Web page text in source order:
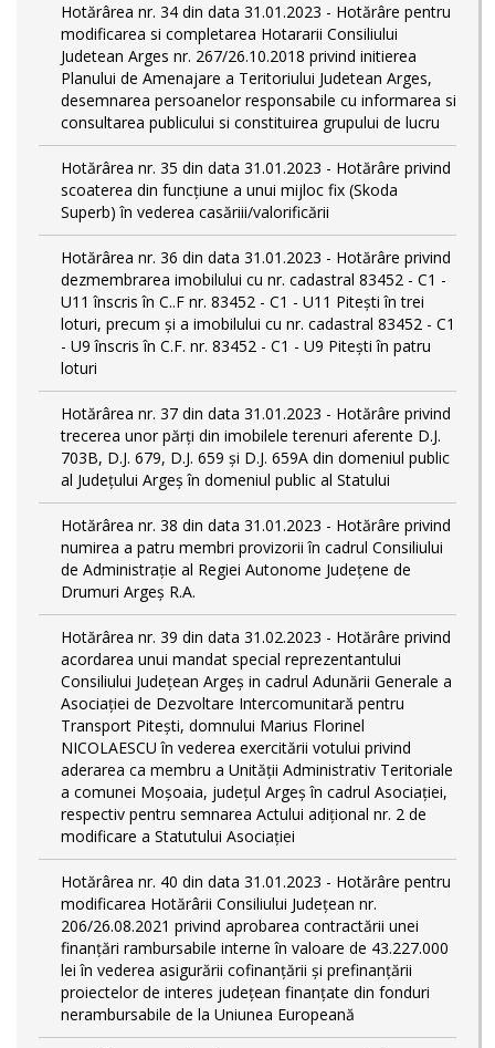
Hotărârea nr. 34 din data 31.01.2023 - Hotărâre pentru
modificarea si completarea Hotararii Consiliului
Judetean Arges nr. 267/26.10.2018 privind initierea
Planului de Amenajare a Teritoriului Judetean Arges,
desemnarea persoanelor responsabile cu informarea si
consultarea publicului si constituirea grupului de lucru
Hotărârea nr. 35 din data 31.01.2023 - Hotărâre privind
scoaterea din funcţiune a unui mijloc fix (Skoda
Superb) în vederea casăriii/valorificării
Hotărârea nr. 36 din data 31.01.2023 - Hotărâre privind
dezmembrarea imobilului cu nr. cadastral 83452 - C1 -
U11 înscris în C..F nr. 83452 - C1 - U11 Piteşti în trei
loturi, precum şi a imobilului cu nr. cadastral 83452 - C1
- U9 înscris în C.F. nr. 83452 - C1 - U9 Piteşti în patru
loturi
Hotărârea nr. 37 din data 31.01.2023 - Hotărâre privind
trecerea unor părţi din imobilele terenuri aferente D.J.
703B, D.J. 679, D.J. 659 şi D.J. 659A din domeniul public
al Judeţului Argeş în domeniul public al Statului
Hotărârea nr. 38 din data 31.01.2023 - Hotărâre privind
numirea a patru membri provizorii în cadrul Consiliului
de Administraţie al Regiei Autonome Judeţene de
Drumuri Argeş R.A.
Hotărârea nr. 39 din data 31.02.2023 - Hotărâre privind
acordarea unui mandat special reprezentantului
Consiliului Judeţean Argeş in cadrul Adunării Generale a
Asociaţiei de Dezvoltare Intercomunitară pentru
Transport Piteşti, domnului Marius Florinel
NICOLAESCU în vederea exercitării votului privind
aderarea ca membru a Unităţii Administrativ Teritoriale
a comunei Moşoaia, judeţul Argeş în cadrul Asociaţiei,
respectiv pentru semnarea Actului adiţional nr. 2 de
modificare a Statutului Asociaţiei
Hotărârea nr. 40 din data 31.01.2023 - Hotărâre pentru
modificarea Hotărârii Consiliului Judeţean nr.
206/26.08.2021 privind aprobarea contractării unei
finanţări rambursabile interne în valoare de 43.227.000
lei în vederea asigurării cofinanţării şi prefinanţării
proiectelor de interes judeţean finanţate din fonduri
nerambursabile de la Uniunea Europeană